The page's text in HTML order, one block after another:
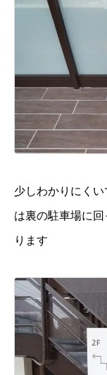
少しわかりにく
は裏の駐車場に
ります